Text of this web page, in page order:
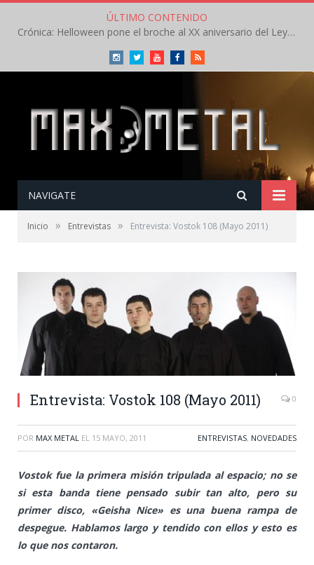
ÚLTIMO CONTENIDO
Crónica: Helloween pone el broche al XX aniversario del Leyendas del Rock – Sábado – Agosto 2026
InstagramTwitterYoutubeFacebookRSS
NAVIGATE
Inicio » Entrevistas » Entrevista: Vostok 108 (Mayo 2011)
Entrevista: Vostok 108 (Mayo 2011) 0
POR MAX METAL EL 15 MAYO, 2011 ENTREVISTAS, NOVEDADES
Vostok fue la primera misión tripulada al espacio; no se
si esta banda tiene pensado subir tan alto, pero su
primer disco, «Geisha Nice» es una buena rampa de
despegue. Hablamos largo y tendido con ellos y esto es
lo que nos contaron.